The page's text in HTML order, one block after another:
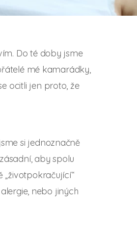
Do té doby jsme
mé kamarádky,
ocitli jen proto, že
si jednoznačně
aby spolu
nebo jiných